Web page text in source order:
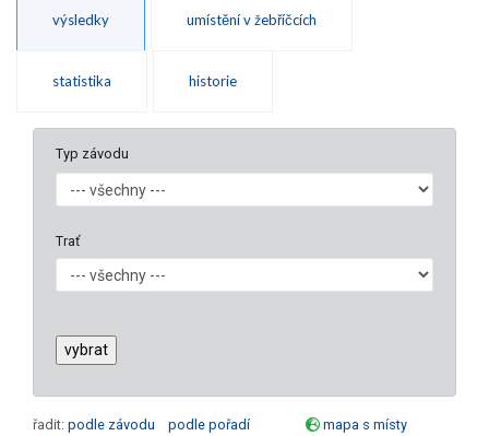
výsledky umístění v žebříčcích
statistika historie
Typ závodu
Trať
řadit: podle závodu podle pořadí
mapa s místy